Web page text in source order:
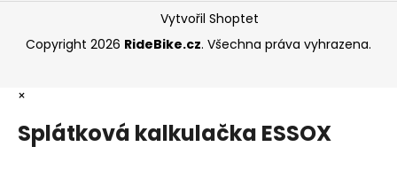
Vytvořil Shoptet
Copyright 2026 RideBike.cz. Všechna práva vyhrazena.
×
Splátková kalkulačka ESSOX